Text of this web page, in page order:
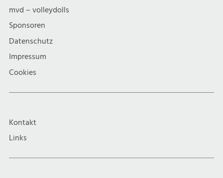
mvd – volleydolls
Sponsoren
Datenschutz
Impressum
Cookies
Kontakt
Links